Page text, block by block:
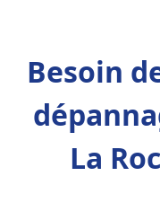
Besoin
La